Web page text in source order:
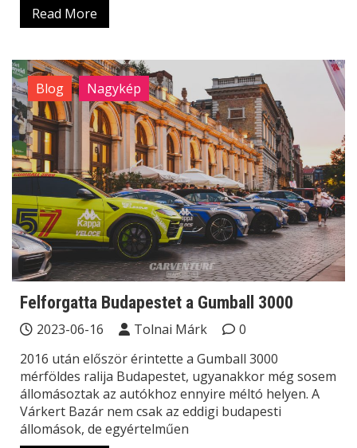
Read More
Blog Nagykép
Felforgatta Budapestet a Gumball 3000
2023-06-16 Tolnai Márk
0
2016 után először érintette a Gumball 3000
mérföldes ralija Budapestet, ugyanakkor még sosem
állomásoztak az autókhoz ennyire méltó helyen. A
Várkert Bazár nem csak az eddigi budapesti
állomások, de egyértelműen